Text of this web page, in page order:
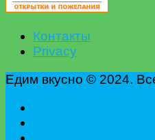
Контакты
Privacy
Едим вкусно © 2024.